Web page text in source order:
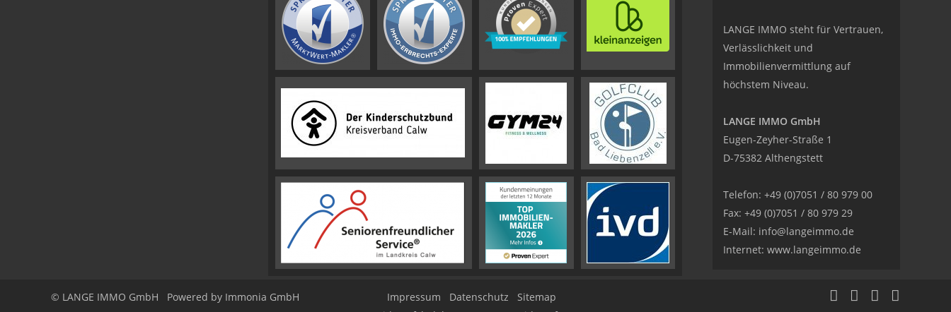
LANGE IMMO steht für Vertrauen,
Verlässlichkeit und
Immobilienvermittlung auf
höchstem Niveau.
LANGE IMMO GmbH
Eugen-Zeyher-Straße 1
D-75382 Althengstett
Telefon: +49 (0)7051 / 80 979 00
Fax: +49 (0)7051 / 80 979 29
E-Mail: info@langeimmo.de
Internet: www.langeimmo.de
© LANGE IMMO GmbH Powered by Immonia GmbH Impressum Datenschutz
Sitemap